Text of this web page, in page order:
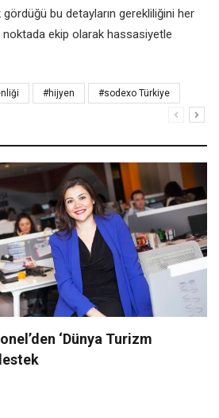
bu detayların gerekliliğini her
ekip olarak hassasiyetle
#hijyen #sodexo Türkiye
‘Dünya Turizm